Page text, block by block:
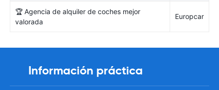
🏆 Agencia de alquiler de coches mejor
valorada
Europcar
Información práctica